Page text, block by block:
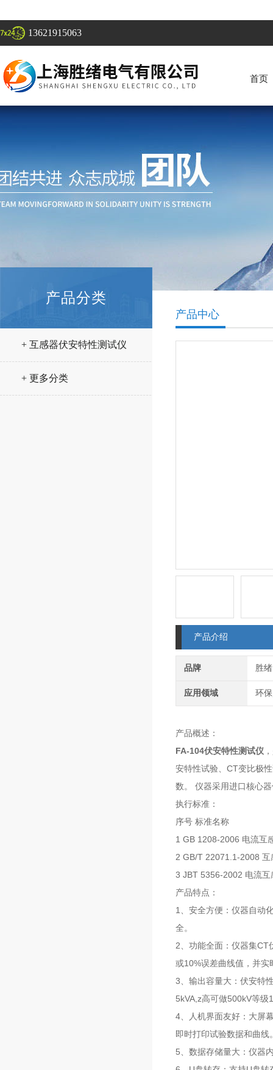
13621915063
首页
产品分类
+ 互感器伏安特性测试仪
+ 更多分类
产品中心
产品介绍
品牌 胜
应用领域 环
产品概述：
FA-104伏安特性测试仪
安特性试验、CT变比极
数。 仪器采用进口核心
执行标准：
序号 标准名称
1 GB 1208-2006 电流互
2 GB/T 22071.1-2008
3 JBT 5356-2002 电流互
产品特点：
1、安全方便：仪器自动
全。
2、功能全面：仪器集CT
或10%误差曲线值，并
3、输出容量大：伏安特
5kVA,z高可做500kV等
4、人机界面友好：大屏
即时打印试验数据和曲线
5、数据存储量大：仪器